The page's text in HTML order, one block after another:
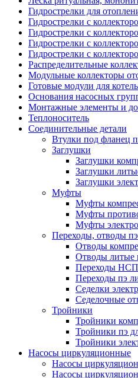
Гидрострелки для
Гидрострелки с
Гидрострелки с
Гидрострелки с
Гидрострелки с
Распределительные
Модульные коллекторы
Готовые модули для
Основания насосных
Монтажные элементы и
Теплоноситель
Соединительные детали
Втулки под фланец
Заглушки
Заглушки
Заглушки
Заглушки
Муфты
Муфты
Муфты
Муфты
Переходы, отводы пэ
Отводы
Отводы литые
Переходы
Переходы пэ
Седелки
Седелочные
Тройники
Тройники
Тройники пэ
Тройники
Насосы циркуляционные
Насосы
Насосы